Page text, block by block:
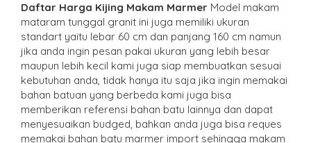
Daftar Harga Kijing Makam Marmer Model makam
mataram tunggal granit ini juga memiliki ukuran
standart yaitu lebar 60 cm dan panjang 160 cm namun
jika anda ingin pesan pakai ukuran yang lebih besar
maupun lebih kecil kami juga siap membuatkan sesuai
kebutuhan anda, tidak hanya itu saja jika ingin memakai
bahan batuan yang berbeda kami juga bisa
memberikan referensi bahan batu lainnya dan dapat
menyesuaikan budged, bahkan anda juga bisa reques
memakai bahan batu marmer import sehingga makam